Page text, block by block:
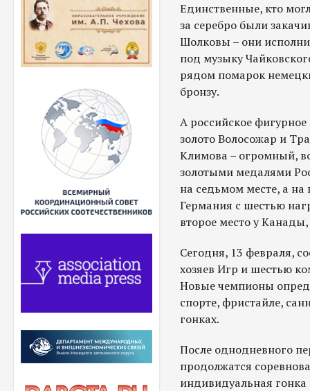
Единственные, кто
за серебро были
Шолковы – они
под музыку
рядом помарок
бронзу.
А российское
золото Волосожар и
Климова – огромный,
золотыми медалями
на седьмом месте, а на
Германия с шестью
второе место у
Сегодня, 13 февраля,
хозяев Игр и шестью
Новые чемпионы
спорте, фристайле,
гонках.
После однодневного
продолжатся
индивидуальная